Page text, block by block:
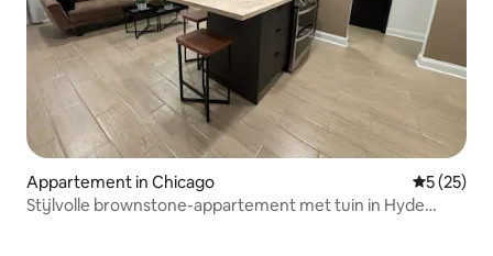
Appartement in Chicago
5 (25)
Stijlvolle brownstone-appartement met tuin in Hyde